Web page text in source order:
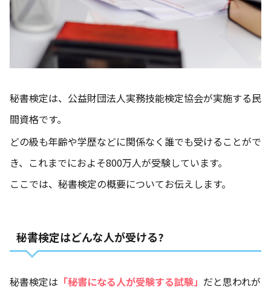
秘書検定は、公益財団法人実務技能検定協会が実施する民
間資格です。
どの級も年齢や学歴などに関係なく誰でも受けることがで
き、これまでにおよそ800万人が受験しています。
ここでは、秘書検定の概要についてお伝えします。
秘書検定はどんな人が受ける?
秘書検定は 「秘書になる人が受験する試験」 だと思われが